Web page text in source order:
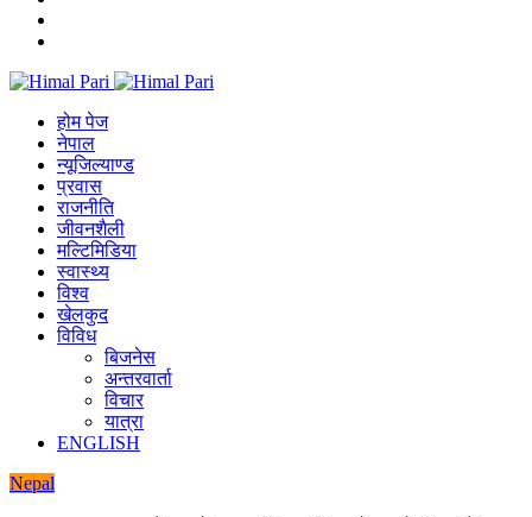
होम पेज
नेपाल
न्यूजिल्याण्ड
प्रवास
राजनीति
जीवनशैली
मल्टिमिडिया
स्वास्थ्य
विश्व
खेलकुद
विविध
बिजनेस
अन्तरवार्ता
विचार
यात्रा
ENGLISH
Nepal